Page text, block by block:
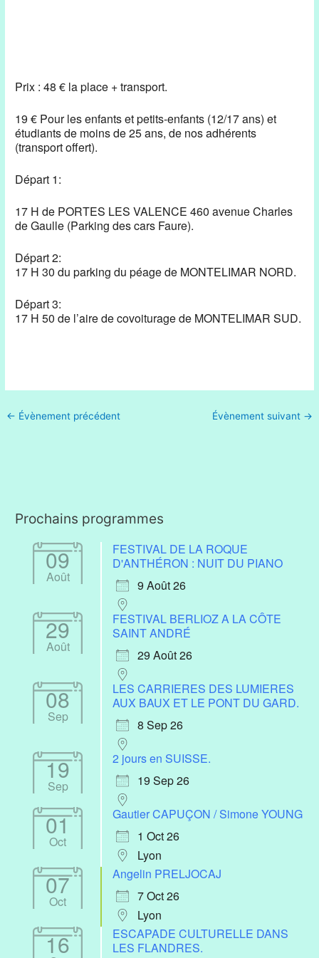
Prix : 48 € la place + transport.
19 € Pour les enfants et petits-enfants (12/17 ans) et
étudiants de moins de 25 ans, de nos adhérents
(transport offert).
Départ 1:
17 H de PORTES LES VALENCE 460 avenue Charles
de Gaulle (Parking des cars Faure).
Départ 2:
17 H 30 du parking du péage de MONTELIMAR NORD.
Départ 3:
17 H 50 de l’aire de covoiturage de MONTELIMAR SUD.
← Évènement précédent Évènement suivant →
Prochains programmes
09
Août
FESTIVAL DE LA ROQUE
D'ANTHÉRON : NUIT DU PIANO
9 Août 26
29
Août
FESTIVAL BERLIOZ A LA CÔTE
SAINT ANDRÉ
29 Août 26
08
Sep
LES CARRIERES DES LUMIERES
AUX BAUX ET LE PONT DU GARD.
8 Sep 26
19
Sep
2 jours en SUISSE.
19 Sep 26
01
Oct
Gautier CAPUÇON / Simone YOUNG
1 Oct 26
Lyon
07
Oct
Angelin PRELJOCAJ
7 Oct 26
Lyon
16
ESCAPADE CULTURELLE DANS
LES FLANDRES.